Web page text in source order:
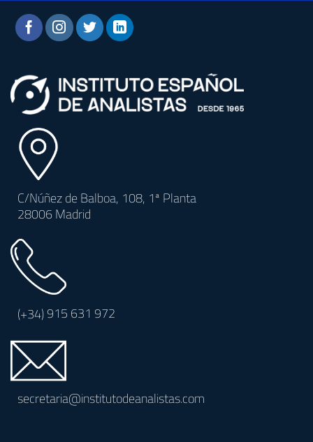
C/Núñez de Balboa, 108, 1ª Planta
28006 Madrid
(+34)915 631 972
secretaria@institutodeanalistas.com